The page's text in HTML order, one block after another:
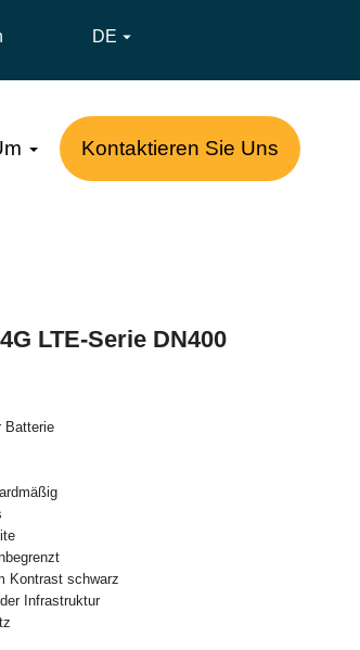
DE 
Kontaktieren Sie Uns
LTE-Serie DN400
Batterie
Kontrast schwarz
Infrastruktur